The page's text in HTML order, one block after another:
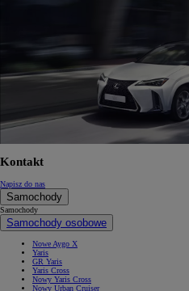
Kontakt
Napisz do nas
Samochody
Samochody
Samochody osobowe
Nowe Aygo X
Yaris
GR Yaris
Yaris Cross
Nowy Yaris Cross
Nowy Urban Cruiser